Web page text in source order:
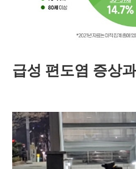
급성 편도염 증상